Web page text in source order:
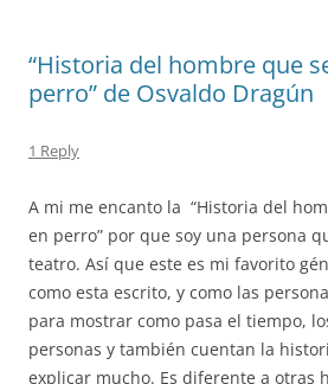
“Historia del hombre que
perro” de Osvaldo Dragún
1 Reply
A mi me encanto la “Historia del
en perro” por que soy una persona
teatro. Así que este es mi favorito
como esta escrito, y como las
para mostrar como pasa el tiempo,
personas y también cuentan la
explicar mucho. Es diferente a otras